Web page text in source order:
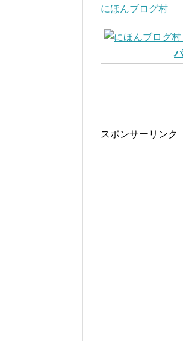
にほんブログ村
スポンサーリンク